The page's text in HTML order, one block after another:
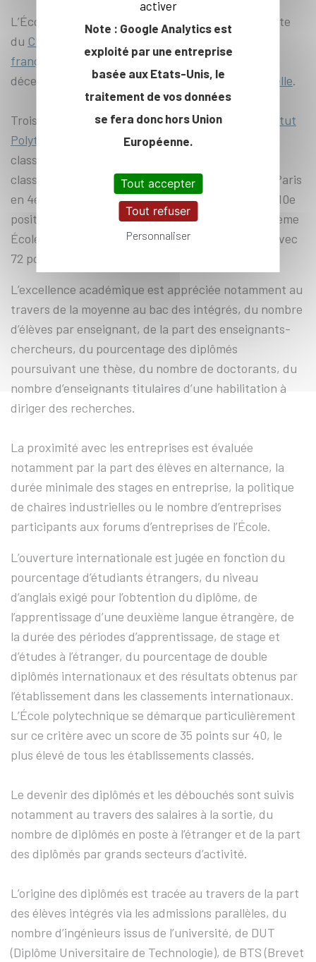
L’École polytechnique est également arrivée en tête
du Classement 2023 des Écoles d’ingénieurs
françaises publié par Le Figaro Étudiant, le 9
décembre 2022 et du classement de l’Usine Nouvelle.
Trois autres Écoles membres fondatrices de
l’Institut
Polytechnique de Parisfigurent dans le Top 10 du
classement de l’Étudiant : Télécom Paris, 2e du
classement avec un score de 94 points ; l’ENSTA Paris
en 4e position avec 90 points et l’ENSAE Paris en 10e
position avec 83 points. Télécom SudParis, cinquième
École fondatrice d’IP Paris se classe au 26e rang avec
72 points.
L’excellence académique est appréciée notamment au
travers de la moyenne au bac des intégrés, du nombre
d’élèves par enseignant, de la part des enseignants-
chercheurs, du pourcentage des diplômés
poursuivant une thèse, du nombre de doctorants, du
nombre d’enseignants titulaires d’une habilitation à
diriger des recherches.
La proximité avec les entreprises est évaluée
notamment par la part des élèves en alternance, la
durée minimale des stages en entreprise, la politique
de chaires industrielles ou le nombre d’entreprises
participants aux forums d’entreprises de l’École.
L’ouverture internationale est jugée en fonction du
pourcentage d’étudiants étrangers, du niveau
d’anglais exigé pour l’obtention du diplôme, de
l’apprentissage d’une deuxième langue étrangère, de
la durée des périodes d’apprentissage, de stage et
d’études à l’étranger, du pourcentage de double
diplômés internationaux et des résultats obtenus par
l’établissement dans les classements internationaux.
L’École polytechnique se démarque particulièrement
sur ce critère avec un score de 35 points sur 40, le
plus élevé de tous les établissements classés.
Le devenir des diplômés et les débouchés sont suivis
notamment au travers des salaires à la sortie, du
nombre de diplômés en poste à l’étranger et de la part
des diplômés par grands secteurs d’activité.
L’origine des diplômés est tracée au travers de la part
des élèves intégrés via les admissions parallèles, du
nombre d’ingénieurs issus de l’université, de DUT
(Diplôme Universitaire de Technologie), de BTS (Brevet
activer
Note : Google Analytics est
exploité par une entreprise
basée aux Etats-Unis, le
traitement de vos données
se fera donc hors Union
Européenne.
Tout accepter
Tout refuser
Personnaliser